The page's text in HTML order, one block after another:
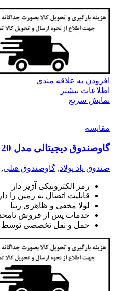
افزودن به علاقه مندی
اطلاعات بیشتر
نمایش سریع
مقايسه
گاوصندوق دیجیتالی مدل EF 20
صندوق پاد پولاد, گاوصندوق هتلی,
رمز الکترونیکی آژیر دار
قابلیت اتصال به زمین را
لولا مخفی و ظاهری زیبا
خدمات پس از فروش
حمل و نقل تخصصی توسط